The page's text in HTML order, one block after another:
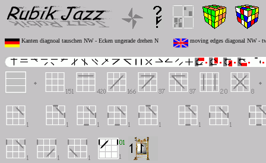
Kanten diagnoal tauschen NW - Ecken ungerade drehen N moving edges diagonal NW -